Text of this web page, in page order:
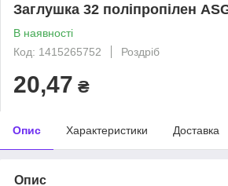
Заглушка 32 поліпропілен
В наявності
Код: 1415265752
Роздріб
20,47 ₴
Опис Характеристики Доставка
Опис